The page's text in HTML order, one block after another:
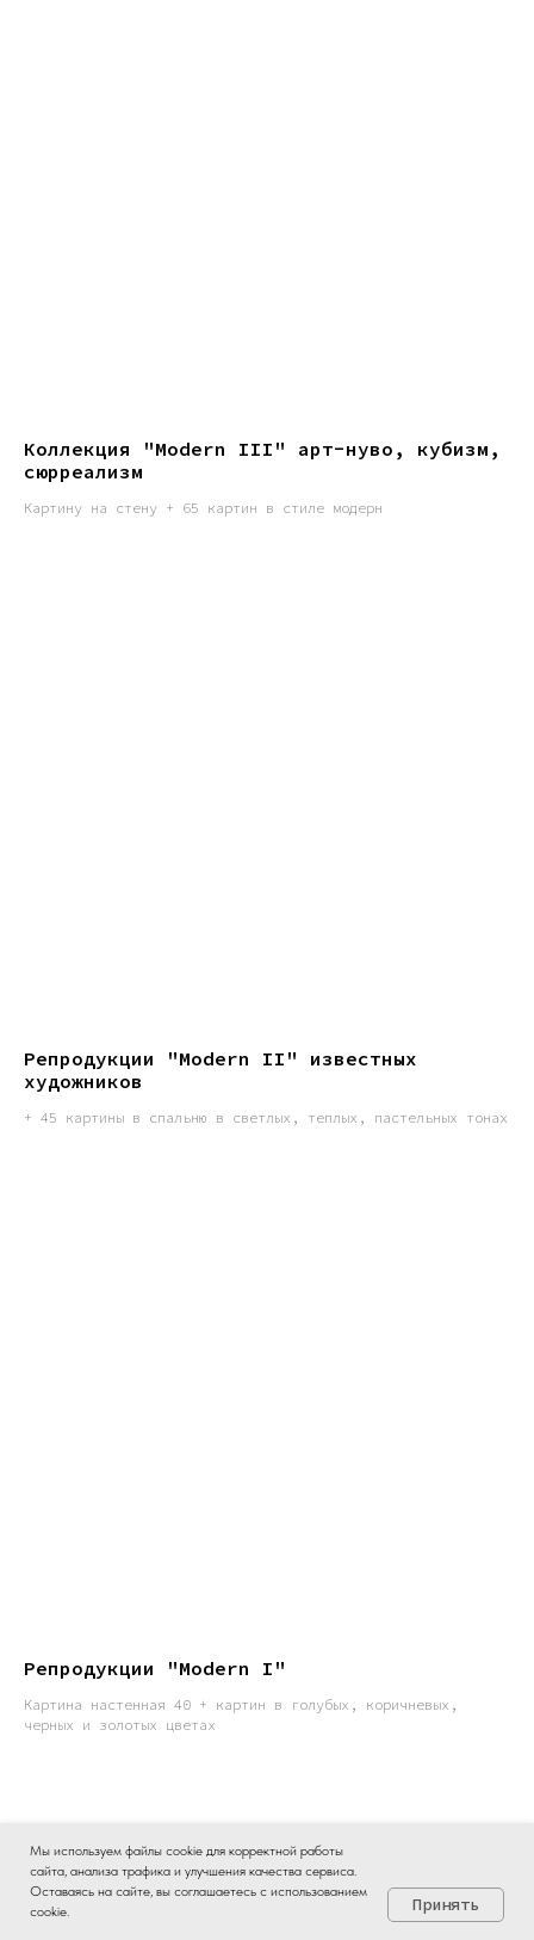
Коллекция "Modern III" арт-нуво, кубизм,
сюрреализм
Картину на стену + 65 картин в стиле модерн
Репродукции "Modern II" известных
художников
+ 45 картины в спальню в светлых, теплых, пастельных тонах
Репродукции "Modern I"
Картина настенная 40 + картин в голубых, коричневых,
черных и золотых цветах
Быстро отвечаем в Max ☛
Мы используем файлы cookie для корректной работы
сайта, анализа трафика и улучшения качества сервиса.
Оставаясь на сайте, вы соглашаетесь с использованием
cookie.
Принять